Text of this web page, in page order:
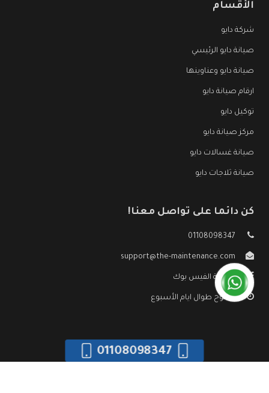
الأقسام
شركة دايو
صيانة دايو الرئيسي
صيانة دايو وعناوينها
ارقام صيانة دايو
توكيل دايو
مركز صيانة دايو
صيانة غسالات دايو
صيانة ثلاجات دايو
كن دائما على تواصل معنا!
01108098347
support@the-maintenance.com
صفحة الفيس بوك
مفتوح طوال ايام الأسبوع
01108098347